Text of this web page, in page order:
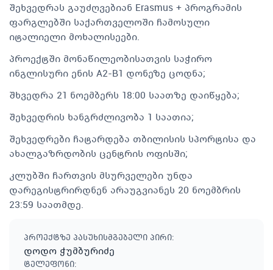
შეხვედრას გაუძღვებიან Erasmus + პროგრამის
ფარგლებში საქართველოში ჩამოსული
იტალიელი მოხალისეები.
პროექტში მონაწილეობისათვის საჭირო
ინგლისური ენის A2-B1 დონეზე ცოდნა;
შხვედრა 21 ნოემბერს 18:00 საათზე დაიწყება;
შეხვედრის ხანგრძლივობა 1 საათია;
შეხვედრები ჩატარდება თბილისის სპორტისა და
ახალგაზრდობის ცენტრის ოფისში;
კლუბში ჩართვის მსურველები უნდა
დარეგისტრირდნენ არაუგვიანეს 20 ნოემბრის
23:59 საათმდე.
პროექტზე პასუხისმგებელი პირი:
დოდო ჭუმბურიძე
ტელეფონი: